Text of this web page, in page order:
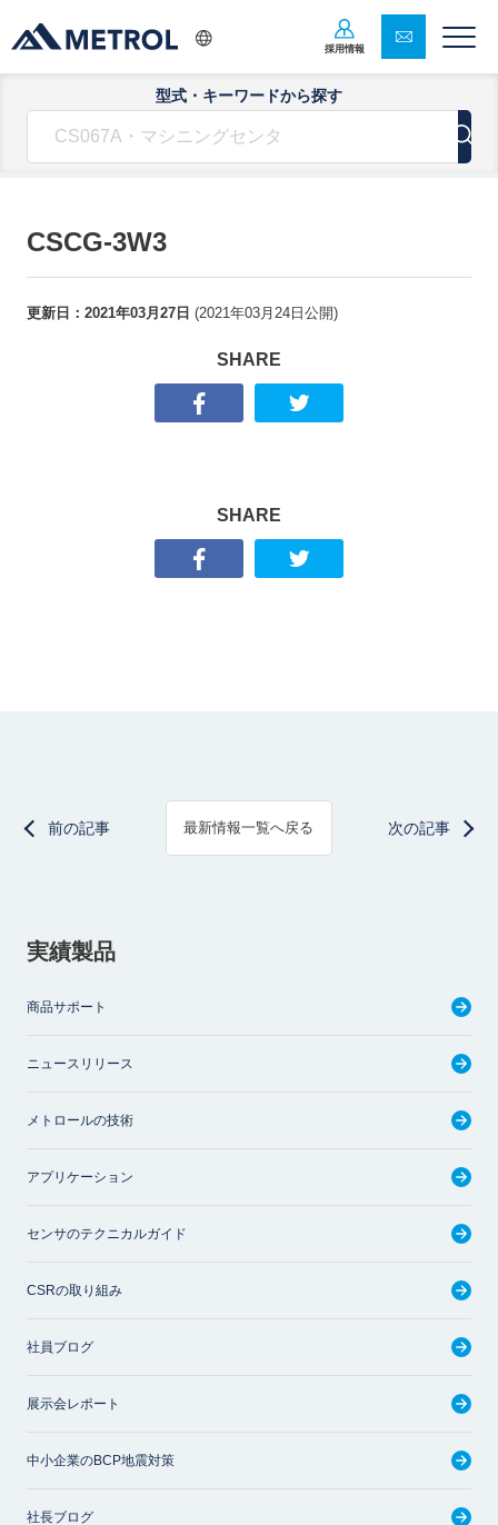
採用情報
型式・キーワードから探す
CSCG-3W3
更新日： 2021年03月27日 (2021年03月24日 公開)
SHARE
SHARE
前の記事 最新情報一覧へ戻る 次の記事
実績製品
商品サポート
ニュースリリース
メトロールの技術
アプリケーション
センサのテクニカルガイド
CSRの取り組み
社員ブログ
展示会レポート
中小企業のBCP地震対策
社長ブログ